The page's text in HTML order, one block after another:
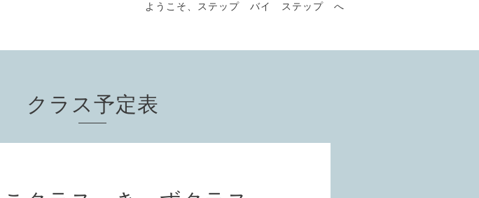
ようこそ、ステップ バイ ステップ へ
クラス予定表